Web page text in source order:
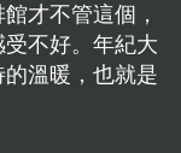
才不管這個，
不好。年紀大
溫暖，也就是